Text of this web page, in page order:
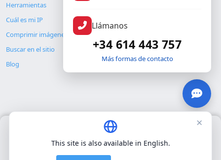
Herramientas
Cuál es mi IP
Comprimir imágenes
Buscar en el sitio
Blog
© Copyright 2026. ALMC SECURITY S.L.U.
Legal
Usamos únicamente cookies propias para el funcionamiento
Llámanos
+34 614 443 757
Más formas de contacto
×
This site is also available in English.